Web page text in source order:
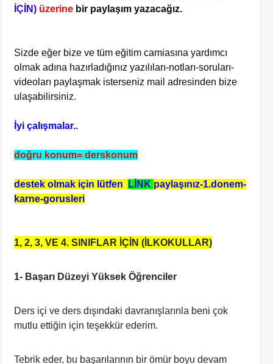
İÇİN) üzerine bir paylaşım yazacağız.
Sizde eğer bize ve tüm eğitim camiasına yardımcı
olmak adına hazırladığınız yazılıları-notları-soruları-
videoları paylaşmak isterseniz mail adresinden bize
ulaşabilirsiniz.
İyi çalışmalar..
doğru konum= derskonum
destek olmak için lütfen LİNK paylaşınız-1.donem-
karne-gorusleri
1, 2, 3, VE 4. SINIFLAR İÇİN (İLKOKULLAR)
1- Başarı Düzeyi Yüksek Öğrenciler
Ders içi ve ders dışındaki davranışlarınla beni çok
mutlu ettiğin için teşekkür ederim.
Tebrik eder, bu başarılarının bir ömür boyu devam